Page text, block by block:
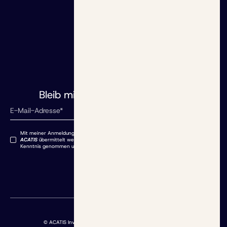
Bleib mit uns auf
Mit meiner Anmeldung stimme ich zu, dass meine angegebenen Daten an
ACATIS übermittelt werden. Die Datenschutzbestimmungen habe ich zur
Kenntnis genommen und akzeptiere sie.
© ACATIS Investment Kapitalverwaltungsgesellschaft mbH